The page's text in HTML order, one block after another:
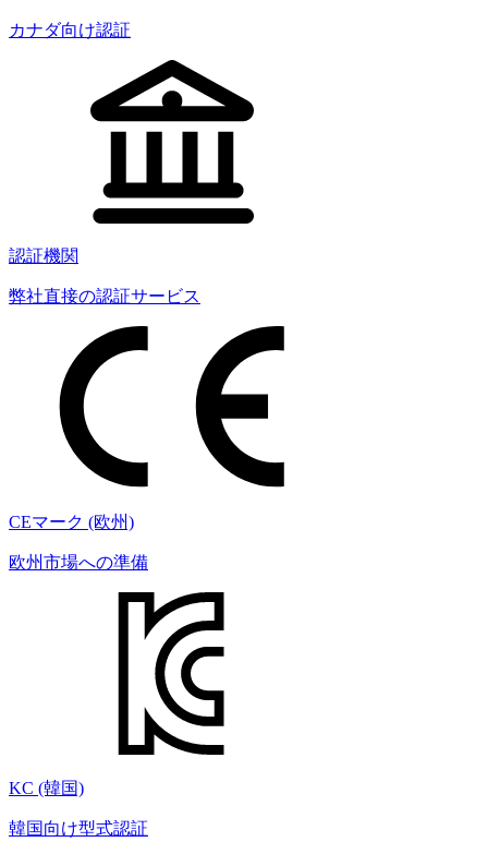
カナダ向け認証
認証機関
弊社直接の認証サービス
CEマーク (欧州)
欧州市場への準備
KC (韓国)
韓国向け型式認証